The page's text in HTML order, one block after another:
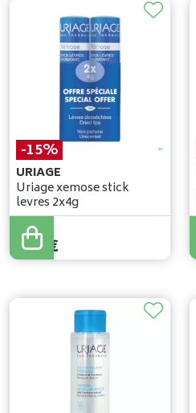
-15%
URIAGE
Uriage xemose stick
levres 2x4g
10,12
8,60 €